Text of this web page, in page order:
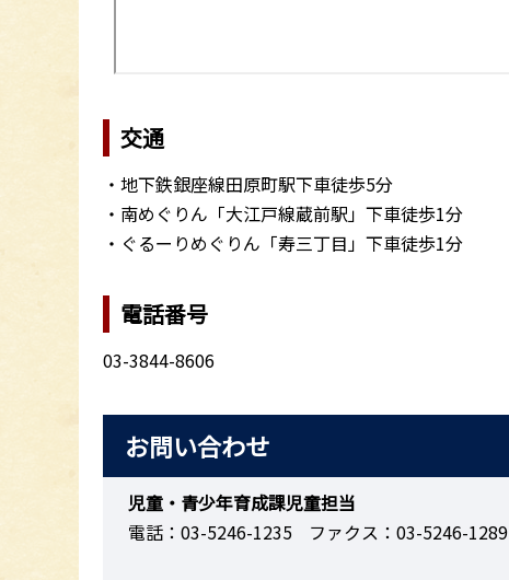
交通
・地下鉄銀座線田原町駅下車徒歩5分
・南めぐりん「大江戸線蔵前駅」下車徒歩1分
・ぐるーりめぐりん「寿三丁目」下車徒歩1分
電話番号
03-3844-8606
お問い合わせ
児童・青少年育成課児童担当
電話：03-5246-1235
ファクス：03-5246-1289